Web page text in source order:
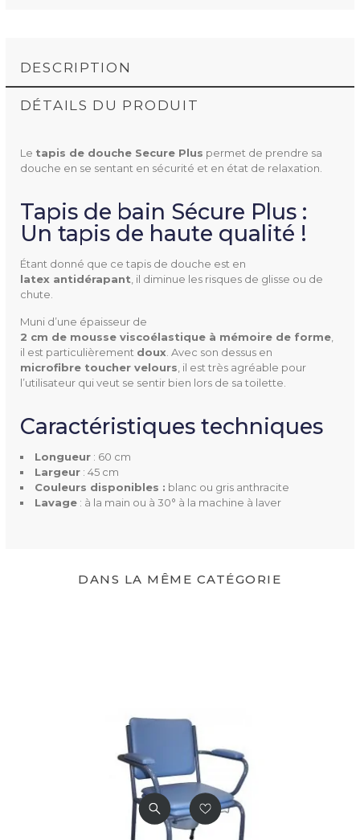
DESCRIPTION
DÉTAILS DU PRODUIT
Le tapis de douche Secure Plus permet de prendre sa
douche en se sentant en sécurité et en état de relaxation.
Tapis de bain Sécure Plus :
Un tapis de haute qualité !
Étant donné que ce tapis de douche est en
latex antidérapant , il diminue les risques de glisse ou de
chute.
Muni d’une épaisseur de
2 cm de mousse viscoélastique à mémoire de forme,
il est particulièrement doux . Avec son dessus en
microfibre toucher velours , il est très agréable pour
l’utilisateur qui veut se sentir bien lors de sa toilette.
Caractéristiques techniques
Longueur: 60 cm
Largeur: 45 cm
Couleurs disponibles : blanc ou gris anthracite
Lavage: à la main ou à 30° à la machine à laver
Référence 817227
Largeur 40 cm
Longueur 60 cm
DANS LA MÊME CATÉGORIE